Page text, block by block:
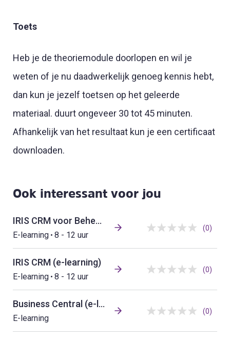
Toets
Heb je de theoriemodule doorlopen en wil je
weten of je nu daadwerkelijk genoeg kennis hebt,
dan kun je jezelf toetsen op het geleerde
materiaal. duurt ongeveer 30 tot 45 minuten.
Afhankelijk van het resultaat kun je een certificaat
downloaden.
Ook interessant voor jou
IRIS CRM voor Beheerders (e-learning)
E-learning 8 - 12 uur
(0)
IRIS CRM (e-learning)
E-learning 8 - 12 uur
(0)
Business Central (e-learning)
E-learning
(0)